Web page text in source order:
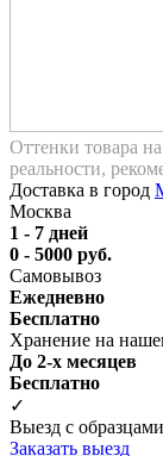
Оттенки товара
реальности,
Доставка в город
Москва
1 - 7 дней
0 - 5000 руб.
Самовывоз
Ежедневно
Бесплатно
Хранение на
До 2-х месяцев
Бесплатно
✓
Выезд с
Заказать выезд